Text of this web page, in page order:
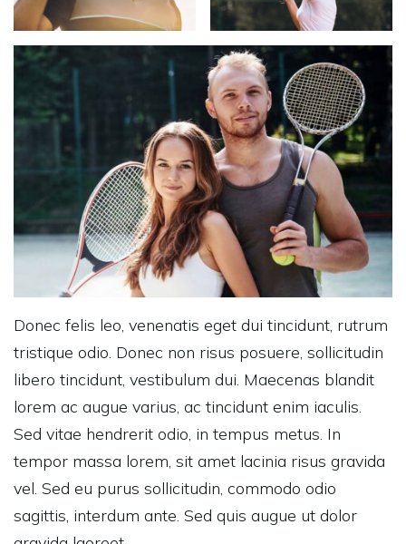
Donec felis leo, venenatis eget dui tincidunt, rutrum
tristique odio. Donec non risus posuere, sollicitudin
libero tincidunt, vestibulum dui. Maecenas blandit
lorem ac augue varius, ac tincidunt enim iaculis.
Sed vitae hendrerit odio, in tempus metus. In
tempor massa lorem, sit amet lacinia risus gravida
vel. Sed eu purus sollicitudin, commodo odio
sagittis, interdum ante. Sed quis augue ut dolor